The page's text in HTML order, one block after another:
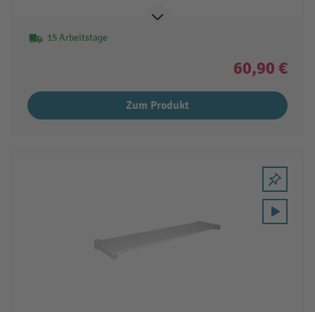
15 Arbeitstage
60,90 €
Zum Produkt